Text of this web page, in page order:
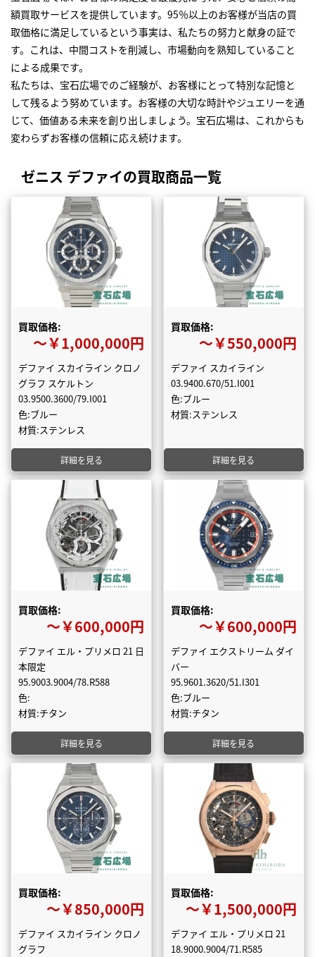
額買取サービスを提供しています。95％以上のお客様が当店の買
取価格に満足しているという事実は、私たちの努力と献身の証で
す。これは、中間コストを削減し、市場動向を熟知していること
による成果です。
私たちは、宝石広場でのご経験が、お客様にとって特別な記憶と
して残るよう努めています。お客様の大切な時計やジュエリーを通
じて、価値ある未来を創り出しましょう。宝石広場は、これからも
変わらずお客様の信頼に応え続けます。
ゼニス デファイの買取商品一覧
買取価格:
〜￥1,000,000円
デファイ スカイライン クロノ
グラフ スケルトン
03.9500.3600/79.I001
色:ブルー
材質:ステンレス
詳細を見る
買取価格:
〜￥550,000円
デファイ スカイライン
03.9400.670/51.I001
色:ブルー
材質:ステンレス
詳細を見る
買取価格:
〜￥600,000円
デファイ エル・プリメロ 21 日
本限定
95.9003.9004/78.R588
色:
材質:チタン
詳細を見る
買取価格:
〜￥600,000円
デファイ エクストリーム ダイ
バー
95.9601.3620/51.I301
色:ブルー
材質:チタン
詳細を見る
買取価格:
〜￥850,000円
デファイ スカイライン クロノ
グラフ
買取価格:
〜￥1,500,000円
デファイ エル・プリメロ 21
18.9000.9004/71.R585